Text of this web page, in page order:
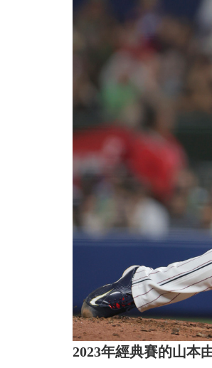
2023年經典賽的山本